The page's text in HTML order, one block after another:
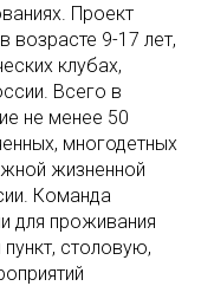
Проект
возрасте 9-17 лет,
клубах,
Всего в
не менее 50
многодетных
жизненной
Команда
для проживания
столовую,